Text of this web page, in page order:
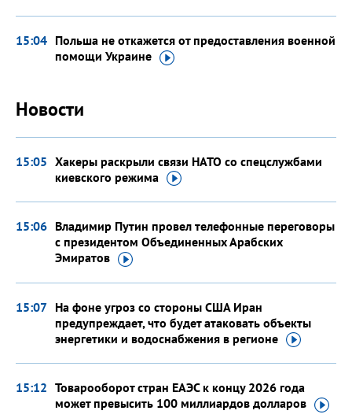
15:04 Польша не откажется от предоставления военной
помощи Украине
Новости
15:05 Хакеры раскрыли связи НАТО со спецслужбами
киевского режима
15:06 Владимир Путин провел телефонные переговоры
с президентом Объединенных Арабских
Эмиратов
15:07 На фоне угроз со стороны США Иран
предупреждает, что будет атаковать объекты
энергетики и водоснабжения в регионе
15:12 Товарооборот стран ЕАЭС к концу 2026 года
может превысить 100 миллиардов долларов